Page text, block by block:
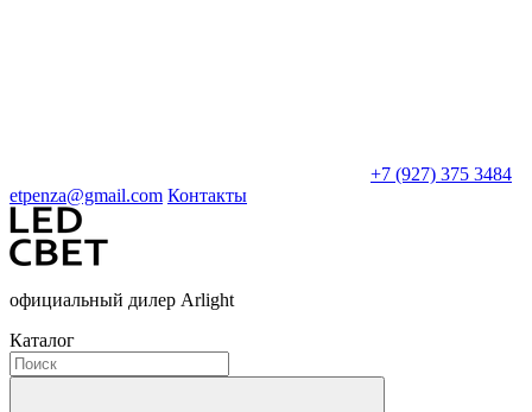
+7 (927) 375 3484
etpenza@gmail.com Контакты
официальный дилер Arlight
Каталог